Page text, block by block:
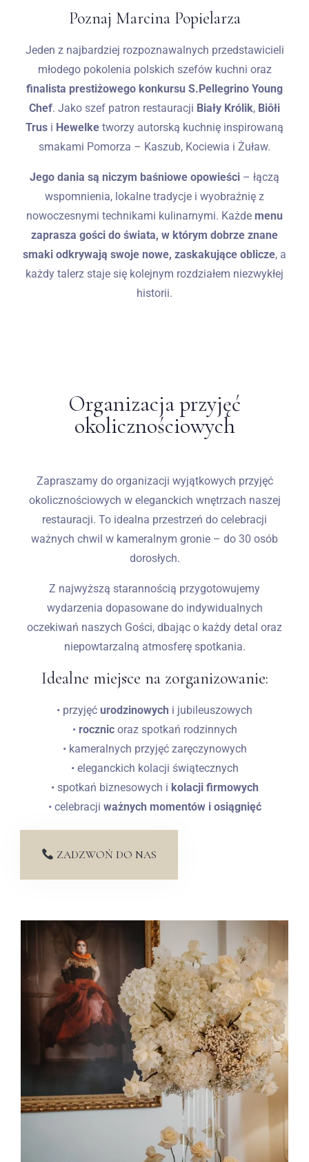
Poznaj Marcina Popielarza
Jeden z najbardziej rozpoznawalnych przedstawicieli
młodego pokolenia polskich szefów kuchni oraz
finalista prestiżowego konkursu S.Pellegrino Young
Chef. Jako szef patron restauracji Biały Królik, Biôłi
Trus i Hewelke tworzy autorską kuchnię inspirowaną
smakami Pomorza – Kaszub, Kociewia i Żuław.
Jego dania są niczym baśniowe opowieści – łączą
wspomnienia, lokalne tradycje i wyobraźnię z
nowoczesnymi technikami kulinarnymi. Każde menu
zaprasza gości do świata, w którym dobrze znane
smaki odkrywają swoje nowe, zaskakujące oblicze, a
każdy talerz staje się kolejnym rozdziałem niezwykłej
historii.
Organizacja przyjęć
okolicznościowych
Zapraszamy do organizacji wyjątkowych przyjęć
okolicznościowych w eleganckich wnętrzach naszej
restauracji. To idealna przestrzeń do celebracji
ważnych chwil w kameralnym gronie – do 30 osób
dorosłych.
Z najwyższą starannością przygotowujemy
wydarzenia dopasowane do indywidualnych
oczekiwań naszych Gości, dbając o każdy detal oraz
niepowtarzalną atmosferę spotkania.
Idealne miejsce na zorganizowanie:
• przyjęć urodzinowych i jubileuszowych
• rocznicoraz spotkań rodzinnych
• kameralnych przyjęć zaręczynowych
• eleganckich kolacji świątecznych
• spotkań biznesowych i kolacji firmowych
• celebracji ważnych momentów i osiągnięć
ZADZWOŃ DO NAS
Zameldować się
Wymeldować się
Dorośli Dzieci
SZUKAJ